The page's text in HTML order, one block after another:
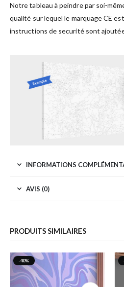
Notre tableau à peindre par soi-
qualité sur lequel le marquage CE
instructions de securité sont
INFORMATIONS
AVIS (0)
PRODUITS SIMILAIRES
-40%